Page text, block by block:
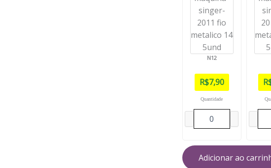
N12
R$7,90
Quantidade
Adicionar ao